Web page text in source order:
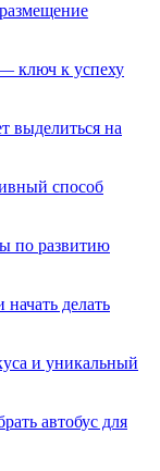
ключ к успеху
выделиться на
способ
по развитию
делать
и уникальный
автобус для